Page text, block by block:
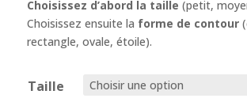
Choisissez d’abord la taille (petit,
Choisissez ensuite la forme de contour
rectangle, ovale, étoile).
Taille